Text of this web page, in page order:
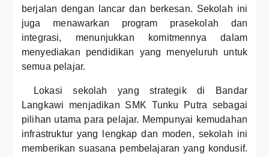
berjalan dengan lancar dan berkesan. Sekolah ini
juga menawarkan program prasekolah dan
integrasi, menunjukkan komitmennya dalam
menyediakan pendidikan yang menyeluruh untuk
semua pelajar.
Lokasi sekolah yang strategik di Bandar
Langkawi menjadikan SMK Tunku Putra sebagai
pilihan utama para pelajar. Mempunyai kemudahan
infrastruktur yang lengkap dan moden, sekolah ini
memberikan suasana pembelajaran yang kondusif.